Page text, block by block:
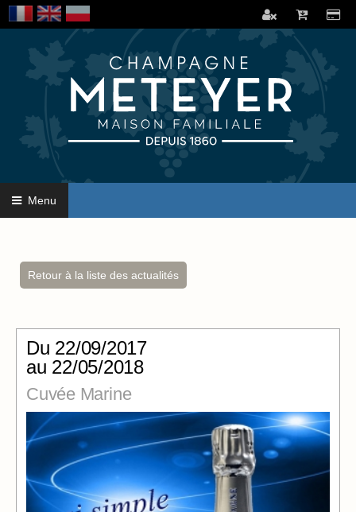
Menu
Retour à la liste des actualités
Du 22/09/2017
au 22/05/2018
Cuvée Marine